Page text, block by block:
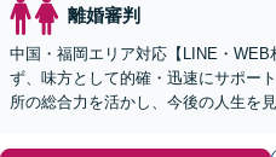
離婚審判
中国・福岡エリア対応【LINE・
ず、味方として的確・迅速にサポー
所の総合力を活かし、今後の人生を